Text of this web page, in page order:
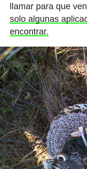
llamar para que
solo algunas
encontrar.